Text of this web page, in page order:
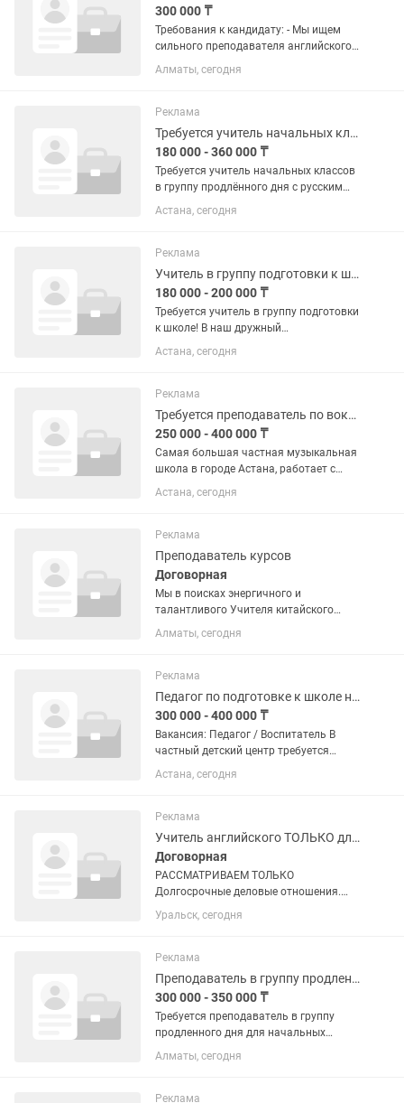
300 000 ₸
Требования к кандидату: - Мы ищем
сильного преподавателя английского
языка, который умеет работать как с
общим английским, так и с
Алматы, сегодня
Реклама
Требуется учитель начальных классов в группу продлённого дня на рус.яз
180 000 - 360 000 ₸
Требуется учитель начальных классов
в группу продлённого дня с русским
языком обучения,для выполнения
домашнего задания с учениками1, 2,3,4
СОЧИ.Пишите , на звонки...
Астана, сегодня
Реклама
Учитель в группу подготовки к школе на русском языке,вторая смена
180 000 - 200 000 ₸
Требуется учитель в группу подготовки
к школе! В наш дружный
образовательный центр требуется
педагог по подготовке к школе. 👶
ежедневно с понедельника по
пятницу....
Астана, сегодня
Реклама
Требуется преподаватель по вокалу и фортепиано
250 000 - 400 000 ₸
Самая большая частная музыкальная
школа в городе Астана, работает с
2017 года 9 лет на рынке, приглашает в
свою дружную команду специалистов
Астана, сегодня
Реклама
Преподаватель курсов
Договорная
Мы в поисках энергичного и
талантливого Учителя китайского
языка, который любит преподавать,
умеет увлечь учеников и хочет
образовательным центром! Чем
предстоит...
Алматы, сегодня
Реклама
Педагог по подготовке к школе на казахском языке
300 000 - 400 000 ₸
Вакансия: Педагог / Воспитатель В
частный детский центр требуется
ОДИН педагог на казахском языке
обучения Важно образование -
классов (ПМНО), педагогов других...
Астана, сегодня
Реклама
Учитель английского ТОЛЬКО для взрослых
Договорная
РАССМАТРИВАЕМ ТОЛЬКО
Долгосрочные деловые отношения.
ЗНАНИЕ и ПРИМЕНЕНИЕ методик
преподавания для обучения взрослых
ОБЯЗАТЕЛЬНО. Уровень В2 уверенный
и...
Уральск, сегодня
Реклама
Преподаватель в группу продленного дня
300 000 - 350 000 ₸
Требуется преподаватель в группу
продленного дня для начальных
классов с русским языком обучения 1.
Выполнение домашних заданий 2.
Алматы, сегодня
Реклама